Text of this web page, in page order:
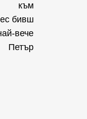
към
бивш
вече
Петър